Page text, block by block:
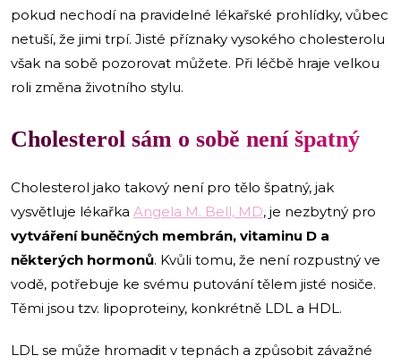
pokud nechodí na pravidelné lékařské prohlídky, vůbec
netuší, že jimi trpí. Jisté příznaky vysokého cholesterolu
však na sobě pozorovat můžete. Při léčbě hraje velkou
roli změna životního stylu.
Cholesterol sám o sobě není špatný
Cholesterol jako takový není pro tělo špatný, jak
vysvětluje lékařka Angela M. Bell, MD, je nezbytný pro
vytváření buněčných membrán, vitaminu D a
některých hormonů. Kvůli tomu, že není rozpustný ve
vodě, potřebuje ke svému putování tělem jisté nosiče.
Těmi jsou tzv. lipoproteiny, konkrétně LDL a HDL.
LDL se může hromadit v tepnách a způsobit závažné